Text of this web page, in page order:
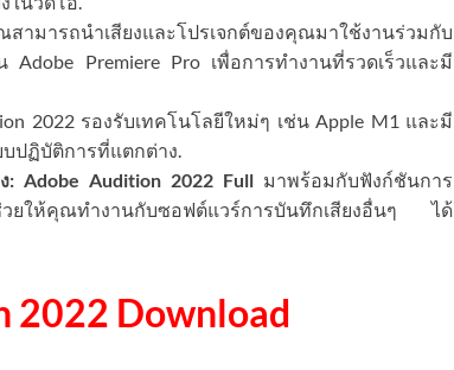
สามารถนำเสียงและโปรเจกต์ของคุณมาใช้งานร่วมกับ
Premiere Pro เพื่อการทำงานที่รวดเร็วและมี
2022 รองรับเทคโนโลยีใหม่ๆ เช่น Apple M1 และมี
บปฏิบัติการที่แตกต่าง.
: Adobe Audition 2022 Full มาพร้อมกับฟังก์ชันการ
วยให้คุณทำงานกับซอฟต์แวร์การบันทึกเสียงอื่นๆ ได้
2022 Download